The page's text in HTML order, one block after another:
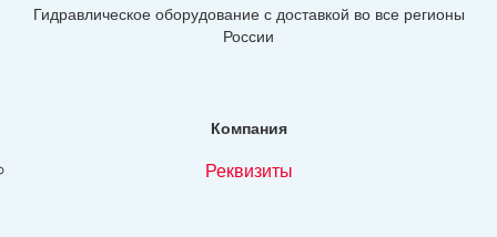
Гидравлическое оборудование с доставкой во все регионы
России
Компания
реквизиты